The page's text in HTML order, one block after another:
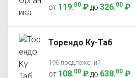
от 119.00 ₽ до 326.00 ₽
Торендо Ку-Таб
196 предложений
от 108.00 ₽ до 638.00 ₽